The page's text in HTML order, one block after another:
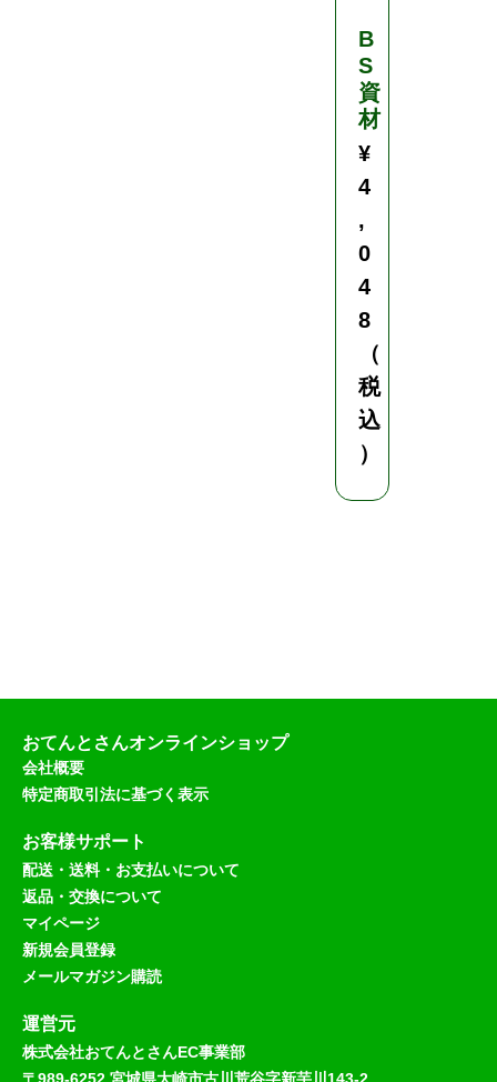
B
S
資
材
¥
4
,
0
4
8
（
税
込
）
おてんとさんオンラインショップ
会社概要
特定商取引法に基づく表示
お客様サポート
配送・送料・お支払いについて
返品・交換について
マイページ
新規会員登録
メールマガジン購読
運営元
株式会社おてんとさんEC事業部